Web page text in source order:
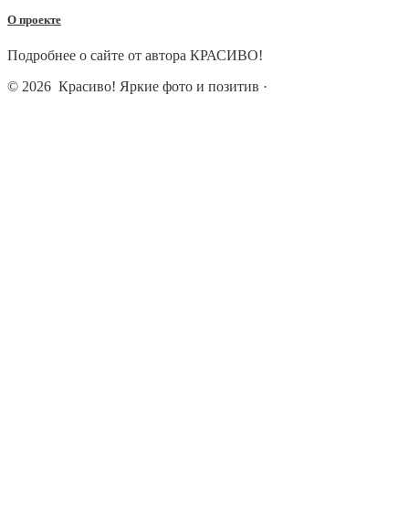
О проекте
Подробнее о сайте от автора КРАСИВО!
© 2026 Красиво! Яркие фото и позитив ·